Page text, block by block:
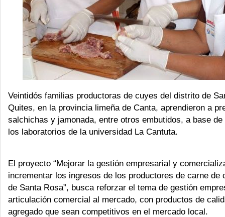
Veintidós familias productoras de cuyes del distrito de
Quites, en la provincia limeña de Canta, aprendieron a
salchichas y jamonada, entre otros embutidos, a base
los laboratorios de la universidad La Cantuta.
El proyecto “Mejorar la gestión empresarial y
incrementar los ingresos de los productores de carne de
de Santa Rosa”, busca reforzar el tema de gestión
articulación comercial al mercado, con productos de
agregado que sean competitivos en el mercado local.